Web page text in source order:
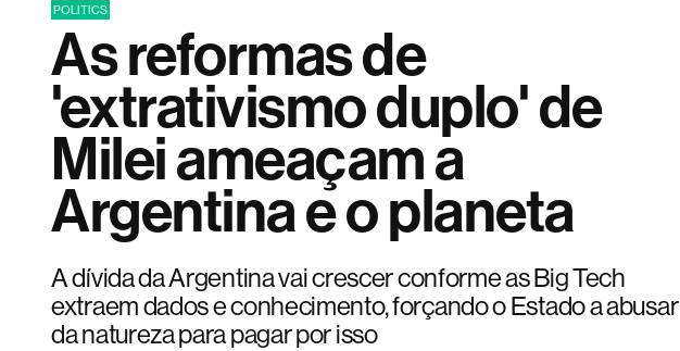
POLITICS
As reformas de
'extrativismo duplo' de
Milei ameaçam a
Argentina e o planeta
A dívida da Argentina vai crescer conforme as Big Tech
extraem dados e conhecimento, forçando o Estado a abusar
da natureza para pagar por isso